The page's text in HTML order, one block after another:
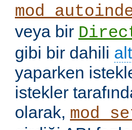
veya bir
gibi bir dahili
yaparken
istekler
olarak,